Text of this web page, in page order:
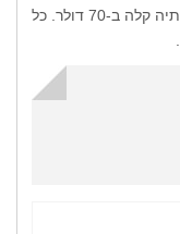
סירולין, שיפוד עוף בטעם הודי, יין פורטו, ושתיה קלה ב-70 דולר. כל